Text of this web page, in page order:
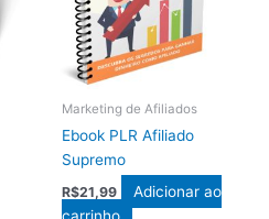
Marketing de Afiliados
Ebook PLR Afiliado
Supremo
R$21,99
Adicionar ao